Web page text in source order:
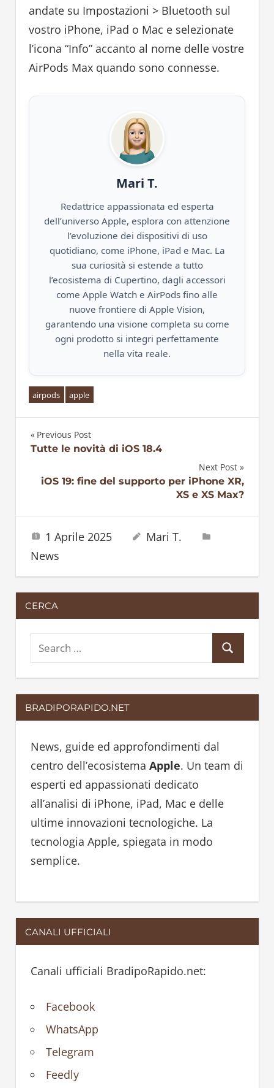
andate su Impostazioni > Bluetooth sul
vostro iPhone, iPad o Mac e selezionate
l’icona “Info” accanto al nome delle vostre
AirPods Max quando sono connesse.
Mari T.
Redattrice appassionata ed esperta
dell’universo Apple, esplora con attenzione
l’evoluzione dei dispositivi di uso
quotidiano, come iPhone, iPad e Mac. La
sua curiosità si estende a tutto
l’ecosistema di Cupertino, dagli accessori
come Apple Watch e AirPods fino alle
nuove frontiere di Apple Vision,
garantendo una visione completa su come
ogni prodotto si integri perfettamente
nella vita reale.
airpods apple
Navigazione
articoli
Previous Post
Tutte le novità di iOS 18.4
Next Post
iOS 19: fine del supporto per iPhone XR,
XS e XS Max?
1 Aprile 2025
Mari T.
News
CERCA
e
a
r
c
e
a
BRADIPORAPIDO.NET
News, guide ed approfondimenti dal
centro dell’ecosistema Apple. Un team di
esperti ed appassionati dedicato
all’analisi di iPhone, iPad, Mac e delle
ultime innovazioni tecnologiche. La
tecnologia Apple, spiegata in modo
semplice.
CANALI UFFICIALI
Canali ufficiali BradipoRapido.net:
Facebook
WhatsApp
Telegram
Feedly